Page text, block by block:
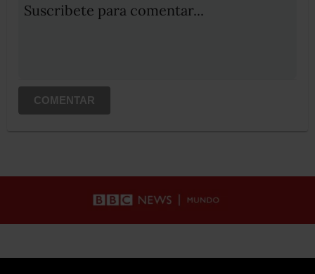
Suscribete para comentar...
COMENTAR